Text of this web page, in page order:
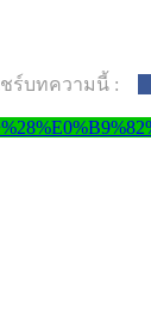
ร์บทความนี้ :